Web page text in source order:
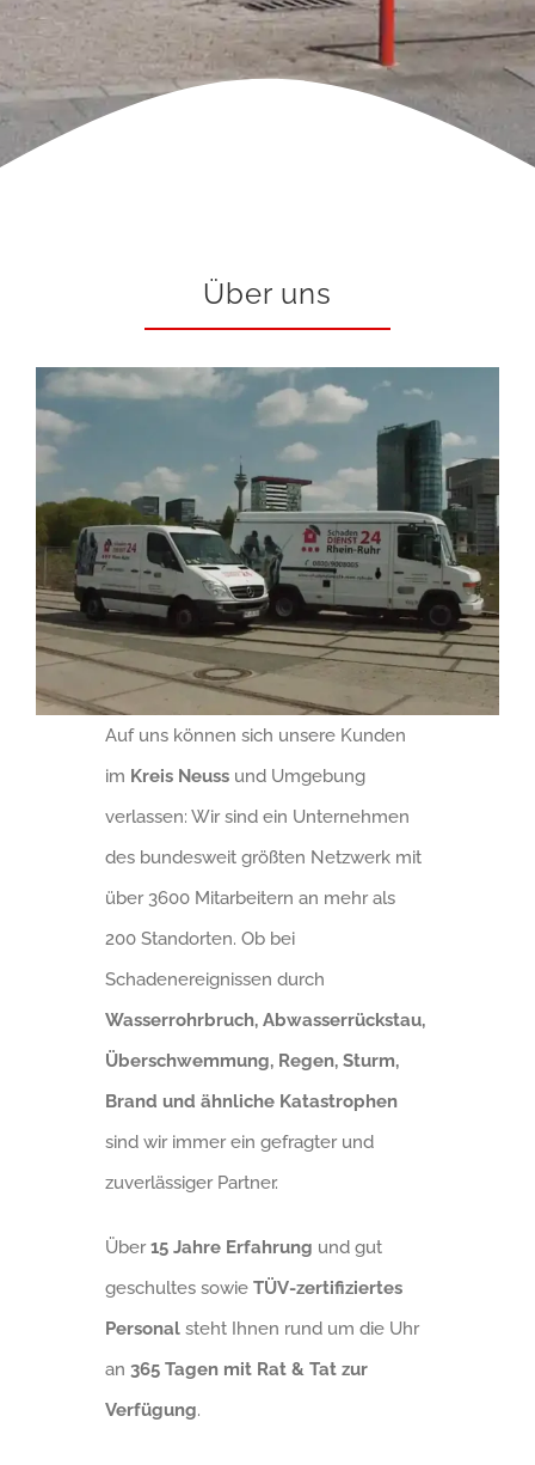
Über uns
Auf uns können sich unsere Kunden
im Kreis Neuss und Umgebung
verlassen: Wir sind ein Unternehmen
des bundesweit größten Netzwerk mit
über 3600 Mitarbeitern an mehr als
200 Standorten. Ob bei
Schadenereignissen durch
Wasserrohrbruch, Abwasserrückstau,
Überschwemmung, Regen, Sturm,
Brand und ähnliche Katastrophen
sind wir immer ein gefragter und
zuverlässiger Partner.
Über15 Jahre Erfahrung und gut
geschultes sowieTÜV-zertifiziertes
Personal steht Ihnen rund um die Uhr
an365 Tagen mit Rat & Tat zur
Verfügung.